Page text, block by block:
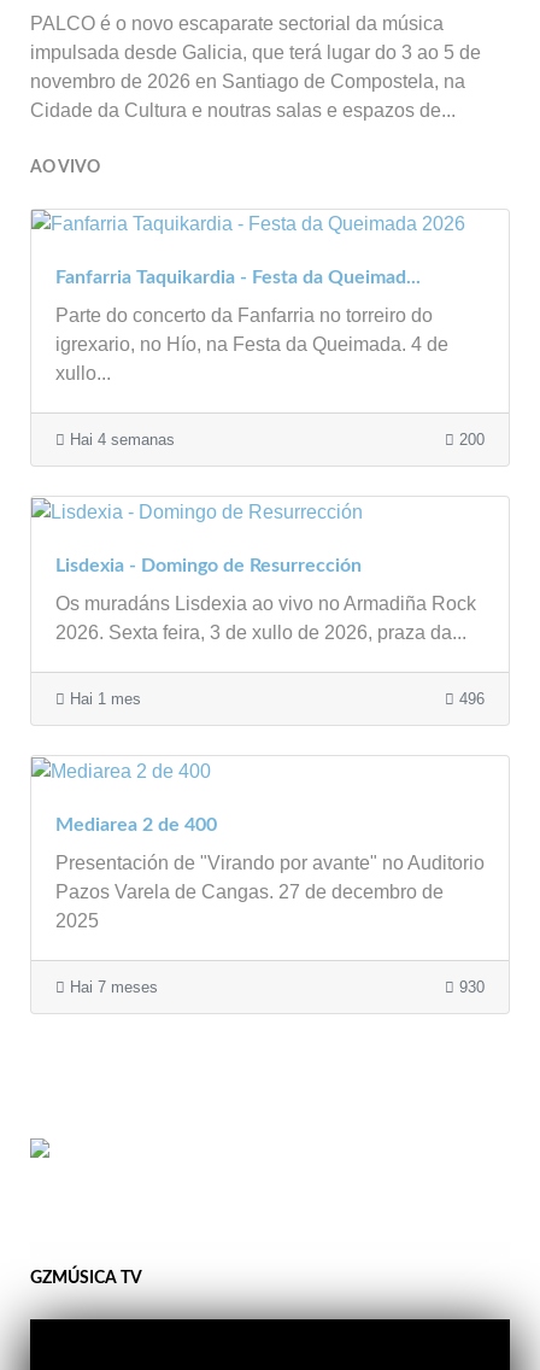
PALCO é o novo escaparate sectorial da música
impulsada desde Galicia, que terá lugar do 3 ao 5 de
novembro de 2026 en Santiago de Compostela, na
Cidade da Cultura e noutras salas e espazos de...
AO VIVO
Fanfarria Taquikardia - Festa da Queimad...
Parte do concerto da Fanfarria no torreiro do
igrexario, no Hío, na Festa da Queimada. 4 de
xullo...
Hai 4 semanas 200
Lisdexia - Domingo de Resurrección
Os muradáns Lisdexia ao vivo no Armadiña Rock
2026. Sexta feira, 3 de xullo de 2026, praza da...
Hai 1 mes 496
Mediarea 2 de 400
Presentación de "Virando por avante" no Auditorio
Pazos Varela de Cangas. 27 de decembro de
2025
Hai 7 meses 930
GZMÚSICA TV